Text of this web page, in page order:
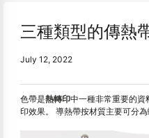
三種類型的傳熱
July 12, 2022
色帶是熱轉印中一種非常重要的資
印效果。 導熱帶按材質主要可分為